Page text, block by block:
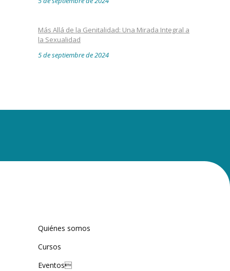
Más Allá de la Genitalidad: Una Mirada Integral a
la Sexualidad
5 de septiembre de 2024
Quiénes somos
Cursos
Eventos